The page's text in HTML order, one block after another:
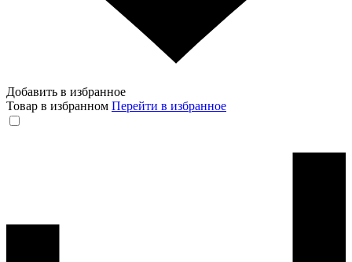
Добавить в избранное
Товар в избранном Перейти в избранное